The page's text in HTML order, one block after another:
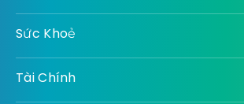
Sức Khoẻ
Tài Chính